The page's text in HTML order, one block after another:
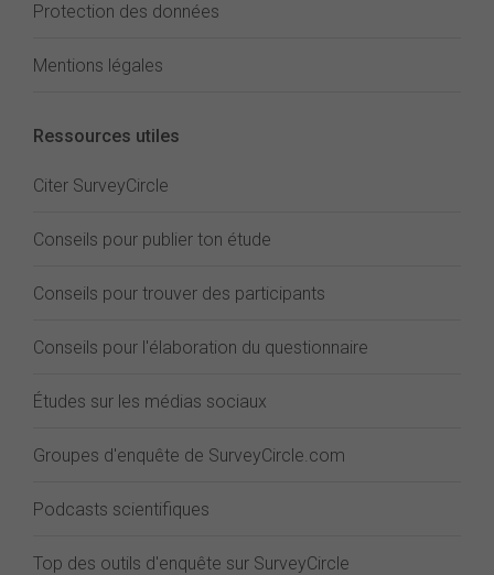
Protection des données
Mentions légales
Ressources utiles
Citer SurveyCircle
Conseils pour publier ton étude
Conseils pour trouver des participants
Conseils pour l'élaboration du questionnaire
Études sur les médias sociaux
Groupes d'enquête de SurveyCircle.com
Podcasts scientifiques
Top des outils d'enquête sur SurveyCircle